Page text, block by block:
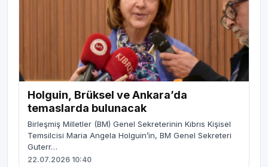
Holguin, Brüksel ve Ankara’da
temaslarda bulunacak
Birleşmiş Milletler (BM) Genel Sekreterinin Kıbrıs Kişisel
Temsilcisi Maria Angela Holguin’in, BM Genel Sekreteri
Guterr…
22.07.2026 10:40